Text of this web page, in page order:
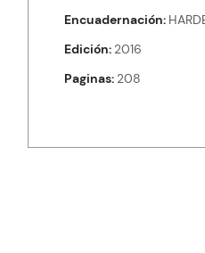
Encuadernación
Edición 2016
Paginas 208